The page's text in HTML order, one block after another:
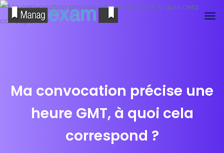
Ma convocation précise une
heure GMT, à quoi cela
correspond ?